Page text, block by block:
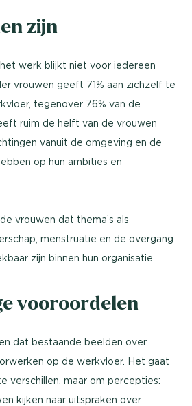
zijn
werk blijkt niet voor iedereen
vrouwen geeft 71% aan zichzelf te
tegenover 76% van de
ruim de helft van de vrouwen
vanuit de omgeving en de
op hun ambities en
vrouwen dat thema’s als
menstruatie en de overgang
zijn binnen hun organisatie.
vooroordelen
dat bestaande beelden over
op de werkvloer. Het gaat
verschillen, maar om percepties:
kijken naar uitspraken over